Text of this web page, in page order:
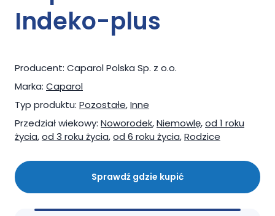
Indeko-plus
Producent: Caparol Polska Sp. z o.o.
Marka: Caparol
Typ produktu: Pozostałe,Inne
Przedział wiekowy: Noworodek,Niemowlę,od 1 roku
życia,od 3 roku życia,od 6 roku życia,Rodzice
Sprawdź gdzie kupić